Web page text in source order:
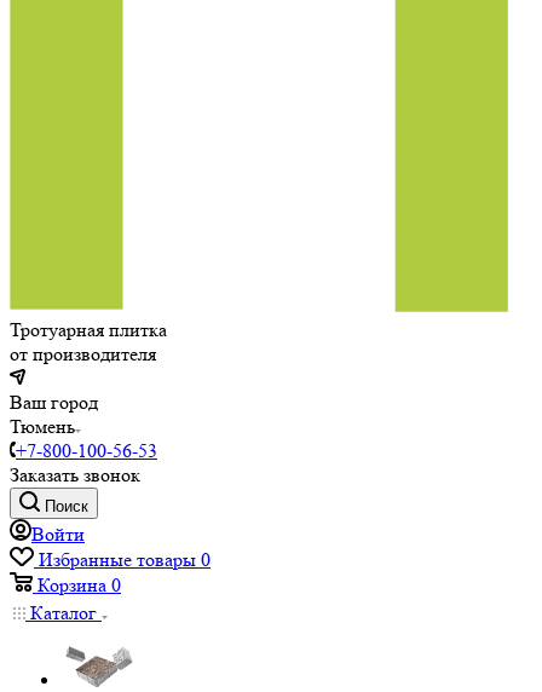
Тротуарная плитка
от производителя
Ваш город
Тюмень
+7-800-100-56-53
Заказать звонок
Поиск
Войти
Избранные товары 0
Корзина 0
Каталог